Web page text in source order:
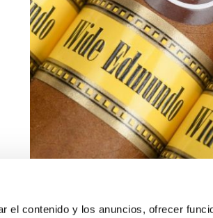
el contenido y los anuncios, ofrecer